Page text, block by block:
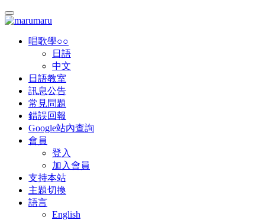
唱歌學○○
日語
中文
日語教室
訊息公告
常見問題
錯誤回報
Google站內查詢
會員
登入
加入會員
支持本站
主題切換
語言
English